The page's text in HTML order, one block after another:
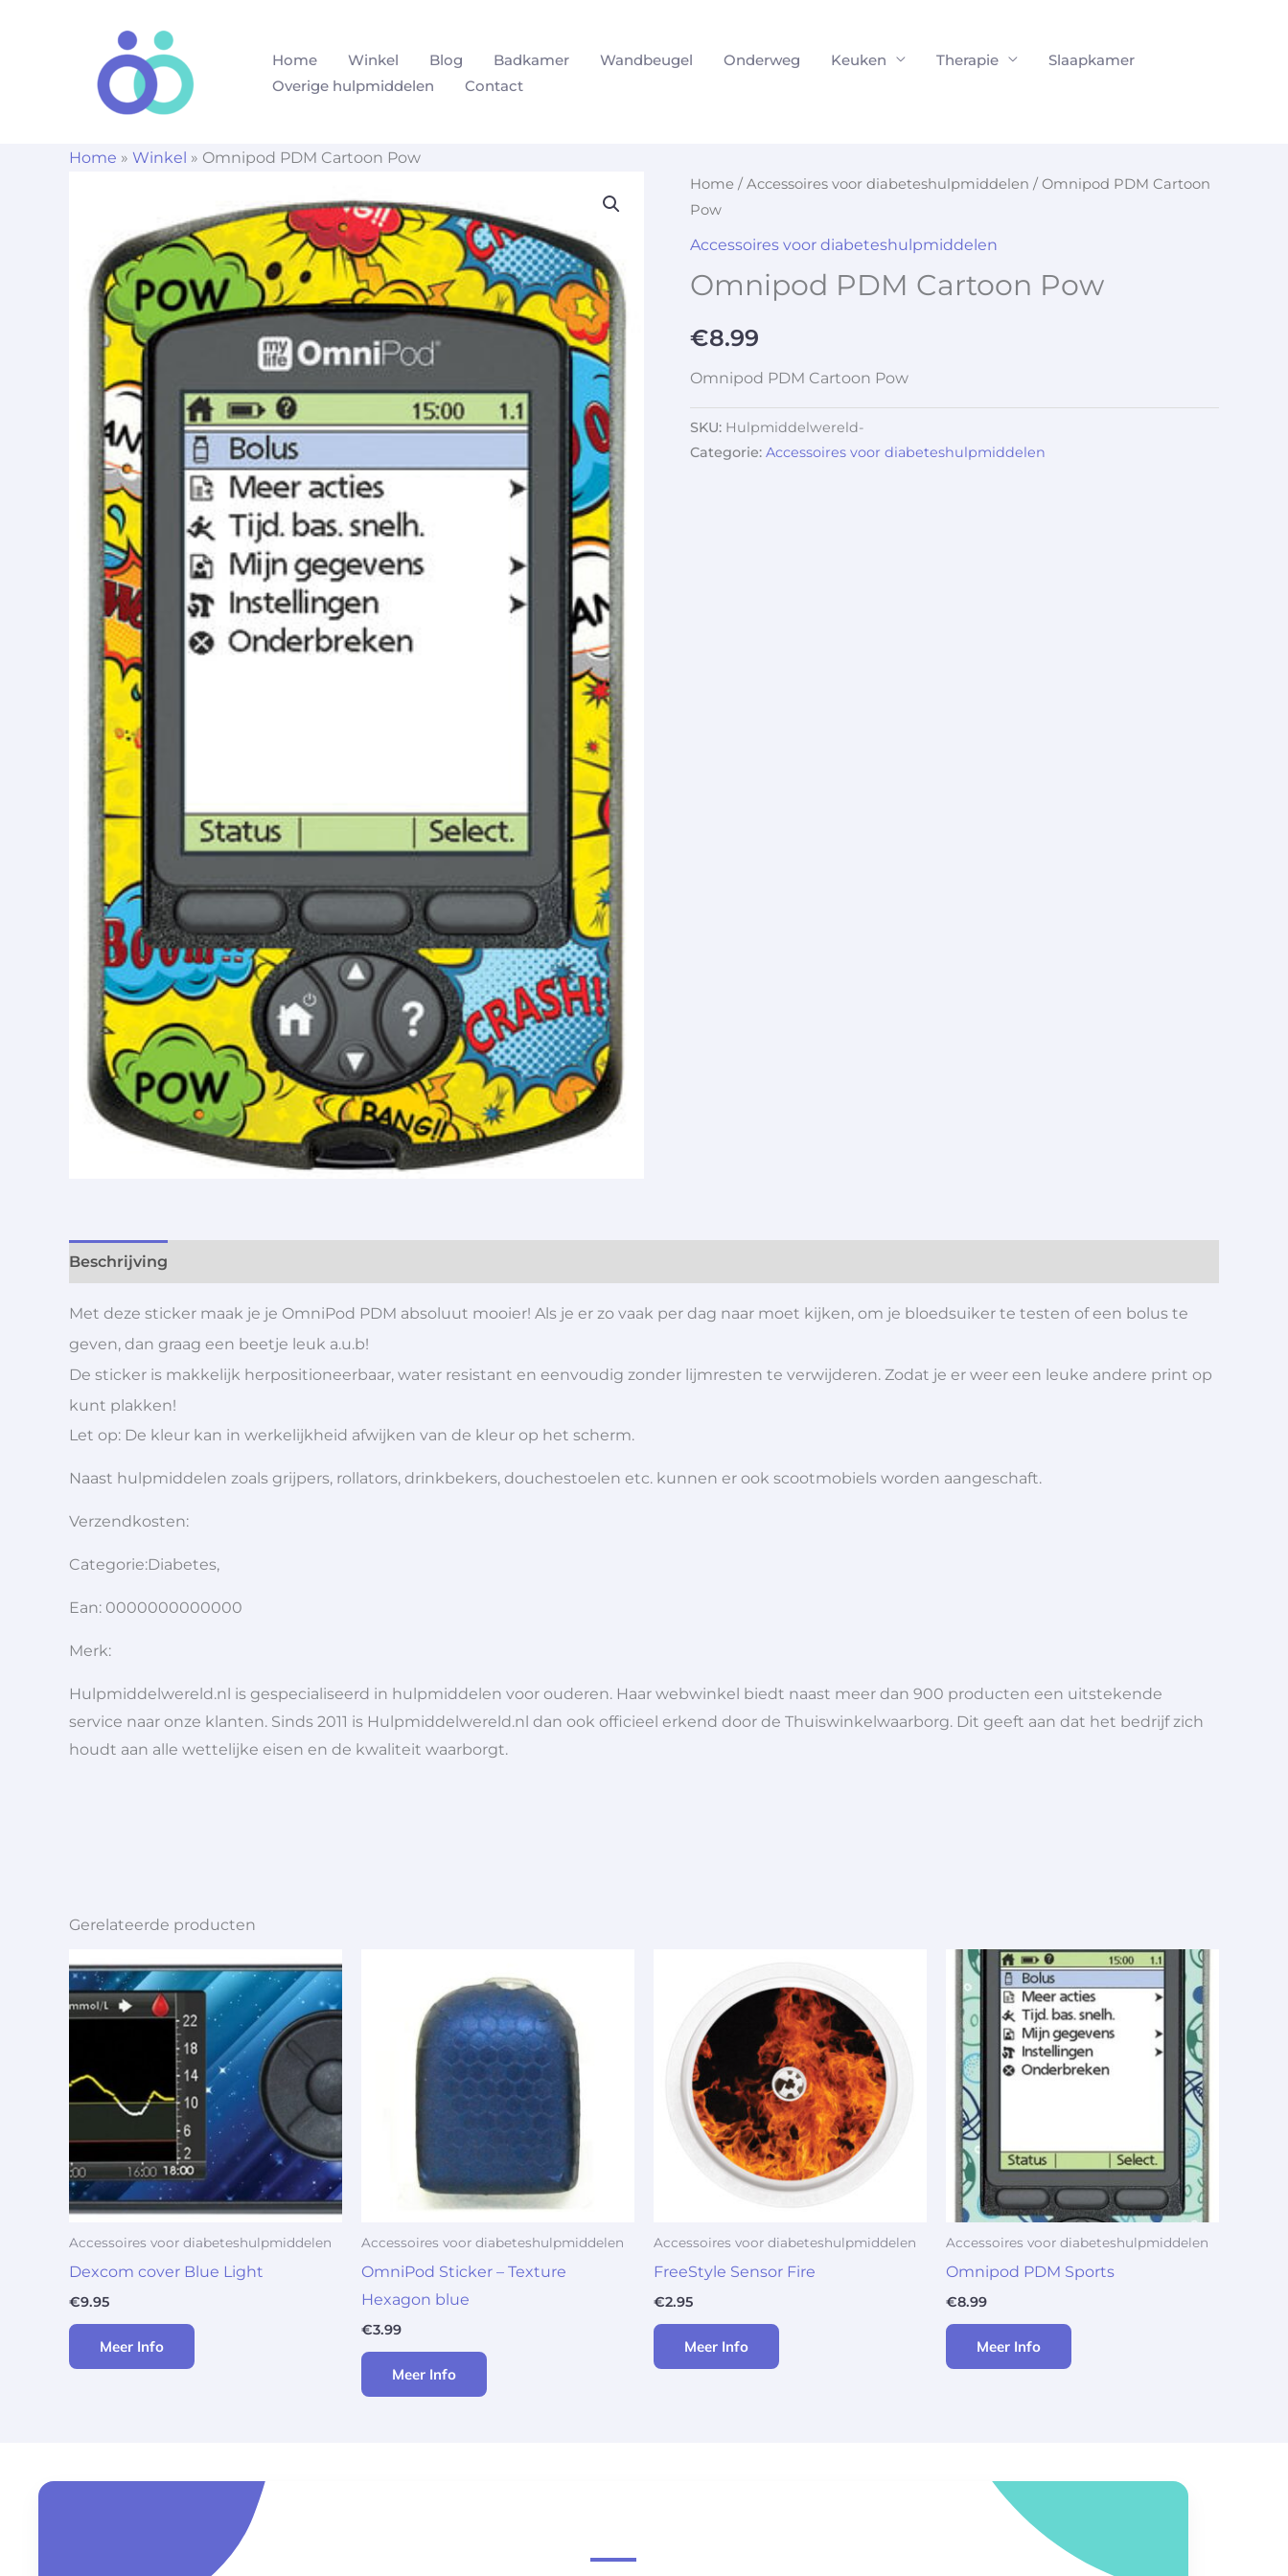
Home Winkel Blog Badkamer Wandbeugel Onderweg Keuken Therapie
Slaapkamer
Overige hulpmiddelen
Contact
Home » Winkel » Omnipod PDM Cartoon Pow
Home / Accessoires voor diabeteshulpmiddelen / Omnipod PDM Cartoon
Pow
Accessoires voor diabeteshulpmiddelen
Omnipod PDM Cartoon Pow
€8.99
Omnipod PDM Cartoon Pow
SKU: Hulpmiddelwereld-
Categorie: Accessoires voor diabeteshulpmiddelen
Beschrijving
Met deze sticker maak je je OmniPod PDM absoluut mooier! Als je er zo vaak per dag naar moet kijken, om je bloedsuiker te testen of een bolus te
geven, dan graag een beetje leuk a.u.b!
De sticker is makkelijk herpositioneerbaar, water resistant en eenvoudig zonder lijmresten te verwijderen. Zodat je er weer een leuke andere print op
kunt plakken!
Let op: De kleur kan in werkelijkheid afwijken van de kleur op het scherm.
Naast hulpmiddelen zoals grijpers, rollators, drinkbekers, douchestoelen etc. kunnen er ook scootmobiels worden aangeschaft.
Verzendkosten:
Categorie:Diabetes,
Ean: 0000000000000
Merk:
Hulpmiddelwereld.nl is gespecialiseerd in hulpmiddelen voor ouderen. Haar webwinkel biedt naast meer dan 900 producten een uitstekende
service naar onze klanten. Sinds 2011 is Hulpmiddelwereld.nl dan ook officieel erkend door de Thuiswinkelwaarborg. Dit geeft aan dat het bedrijf zich
houdt aan alle wettelijke eisen en de kwaliteit waarborgt.
Gerelateerde producten
Accessoires voor diabeteshulpmiddelen
Dexcom cover Blue Light
€9.95
Meer Info
Accessoires voor diabeteshulpmiddelen
OmniPod Sticker – Texture
Hexagon blue
€3.99
Meer Info
Accessoires voor diabeteshulpmiddelen
FreeStyle Sensor Fire
€2.95
Meer Info
Accessoires voor diabeteshulpmiddelen
Omnipod PDM Sports
€8.99
Meer Info